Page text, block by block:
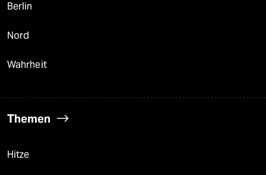
Berlin
Nord
Wahrheit
Themen
Hitze